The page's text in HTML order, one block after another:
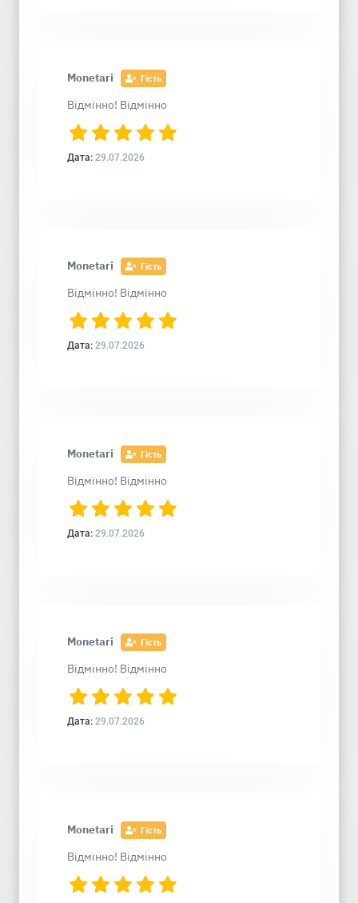
Monetari Гість
Відмінно! Відмінно
Дата: 29.07.2026
Monetari Гість
Відмінно! Відмінно
Дата: 29.07.2026
Monetari Гість
Відмінно! Відмінно
Дата: 29.07.2026
Monetari Гість
Відмінно! Відмінно
Дата: 29.07.2026
Monetari Гість
Відмінно! Відмінно